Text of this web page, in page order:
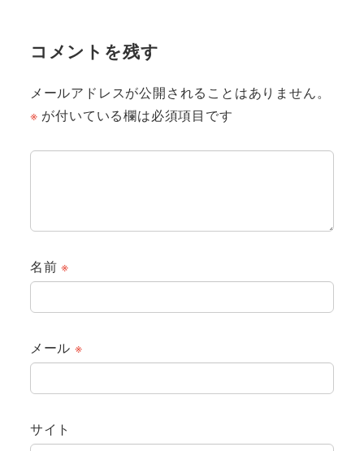
コメントを残す
メールアドレスが公開されることはありません。
※ が付いている欄は必須項目です
名前※
メール ※
サイト